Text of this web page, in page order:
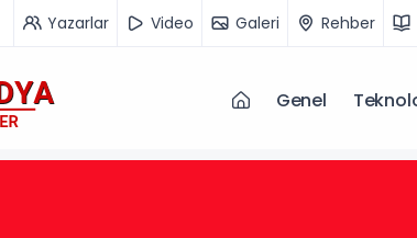
Yazarlar Video Galeri Rehber
Genel